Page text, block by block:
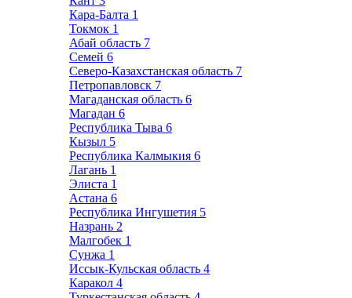
Кара-Балта 1
Токмок 1
Абай область 7
Семей 6
Северо-Казахстанская область 7
Петропавловск 7
Магаданская область 6
Магадан 6
Республика Тыва 6
Кызыл 5
Республика Калмыкия 6
Лагань 1
Элиста 1
Астана 6
Республика Ингушетия 5
Назрань 2
Малгобек 1
Сунжа 1
Иссык-Кульская область 4
Каракол 4